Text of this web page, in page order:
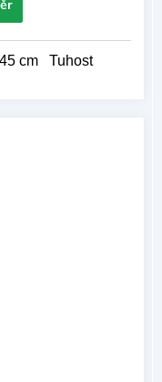
45 cm Tuhost